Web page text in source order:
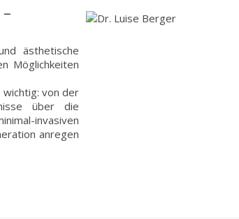
ästhetische
Möglichkeiten
von der
über die
invasiven
anregen